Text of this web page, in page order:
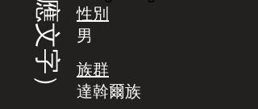
性別
男
族群
達斡爾族